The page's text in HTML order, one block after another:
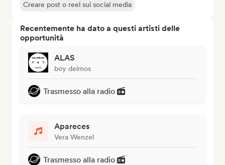
Creare post o reel sui social media
Recentemente ha dato a questi artisti delle
opportunità
ALAS
boy deimos
Trasmesso alla radio
Apareces
Vera Wenzel
Trasmesso alla radio